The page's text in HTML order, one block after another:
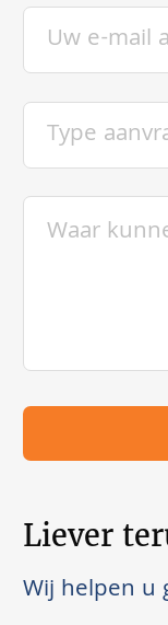
Liever
Wij helpen u